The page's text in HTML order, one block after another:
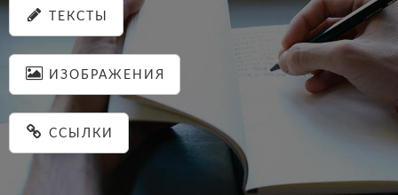
ТЕКСТЫ
ИЗОБРАЖЕНИЯ
ССЫЛКИ